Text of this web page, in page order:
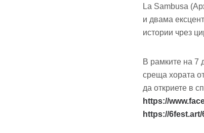
La Sambusa
и двама
истории чрез
В рамките на 7
среща хората
да откриете в
https://
https://